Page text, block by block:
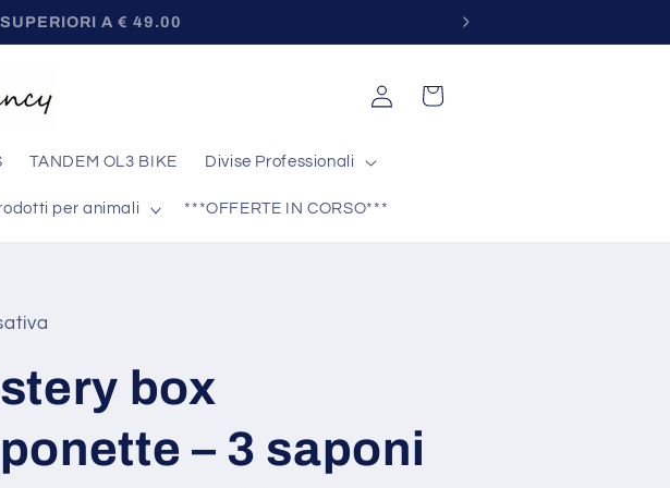
o scrivi a info@phiagency.it
TANDEM OL3 BIKE Divise Professionali
per animali ***OFFERTE IN CORSO***
Accedi Carrello
box
– 3 saponi